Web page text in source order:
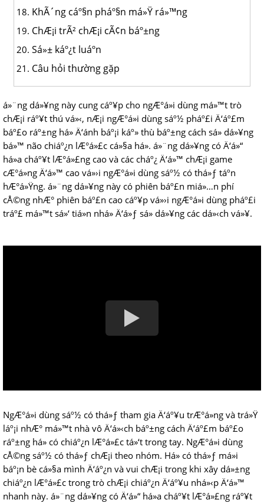
KhÃ´ng cáº§n pháº§n má»Ÿ rá»™ng
ChÆ¡i trÃ² chÆ¡i cÃ¢n báº±ng
Sá»± káº¿t luáº­n
Câu hỏi thường gặp
á»¨ng dá»¥ng này cung cáº¥p cho ngÆ°á»i dùng má»™t trò
chÆ¡i ráº¥t thú vá»‹, nÆ¡i ngÆ°á»i dùng sáº½ pháº£i Ä‘áº£m
báº£o ráº±ng há» Ä‘ánh báº¡i káº» thù báº±ng cách sá»­ dá»¥ng
bá»™ não chiáº¿n lÆ°á»£c cá»§a há». á»¨ng dá»¥ng có Ä‘á»“
há»a cháº¥t lÆ°á»£ng cao và các cháº¿ Ä‘á»™ chÆ¡i game
cÆ°á»ng Ä‘á»™ cao vá»›i ngÆ°á»i dùng sáº½ có thá»ƒ táº­n
hÆ°á»Ÿng. á»¨ng dá»¥ng này có phiên báº£n miá»…n phí
cÅ©ng nhÆ° phiên báº£n cao cáº¥p vá»›i ngÆ°á»i dùng pháº£i
tráº£ má»™t sá»‘ tiá»n nhá» Ä‘á»ƒ sá»­ dá»¥ng các dá»‹ch vá»¥.
NgÆ°á»i dùng sáº½ có thá»ƒ tham gia Ä‘áº¥u trÆ°á»ng và trá»Ÿ
láº¡i nhÆ° má»™t nhà vô Ä‘á»‹ch báº±ng cách Ä‘áº£m báº£o
ráº±ng há» có chiáº¿n lÆ°á»£c tá»‘t trong tay. NgÆ°á»i dùng
cÅ©ng sáº½ có thá»ƒ chÆ¡i theo nhóm. Há» có thá»ƒ má»i
báº¡n bè cá»§a mình Ä‘áº¿n và vui chÆ¡i trong khi xây dá»±ng
chiáº¿n lÆ°á»£c trong trò chÆ¡i chiáº¿n Ä‘áº¥u nhá»‹p Ä‘á»™
nhanh này. á»¨ng dá»¥ng có Ä‘á»“ há»a cháº¥t lÆ°á»£ng ráº¥t